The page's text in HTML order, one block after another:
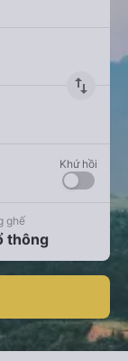
import_export
Khứ hồi
ghế
thông